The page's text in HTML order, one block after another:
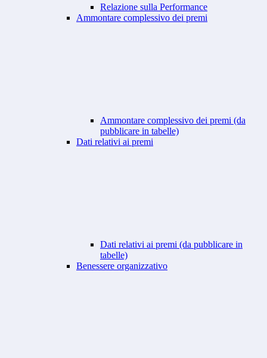
Relazione sulla Performance
Ammontare complessivo dei premi
Ammontare complessivo dei premi (da
pubblicare in tabelle)
Dati relativi ai premi
Dati relativi ai premi (da pubblicare in
tabelle)
Benessere organizzativo